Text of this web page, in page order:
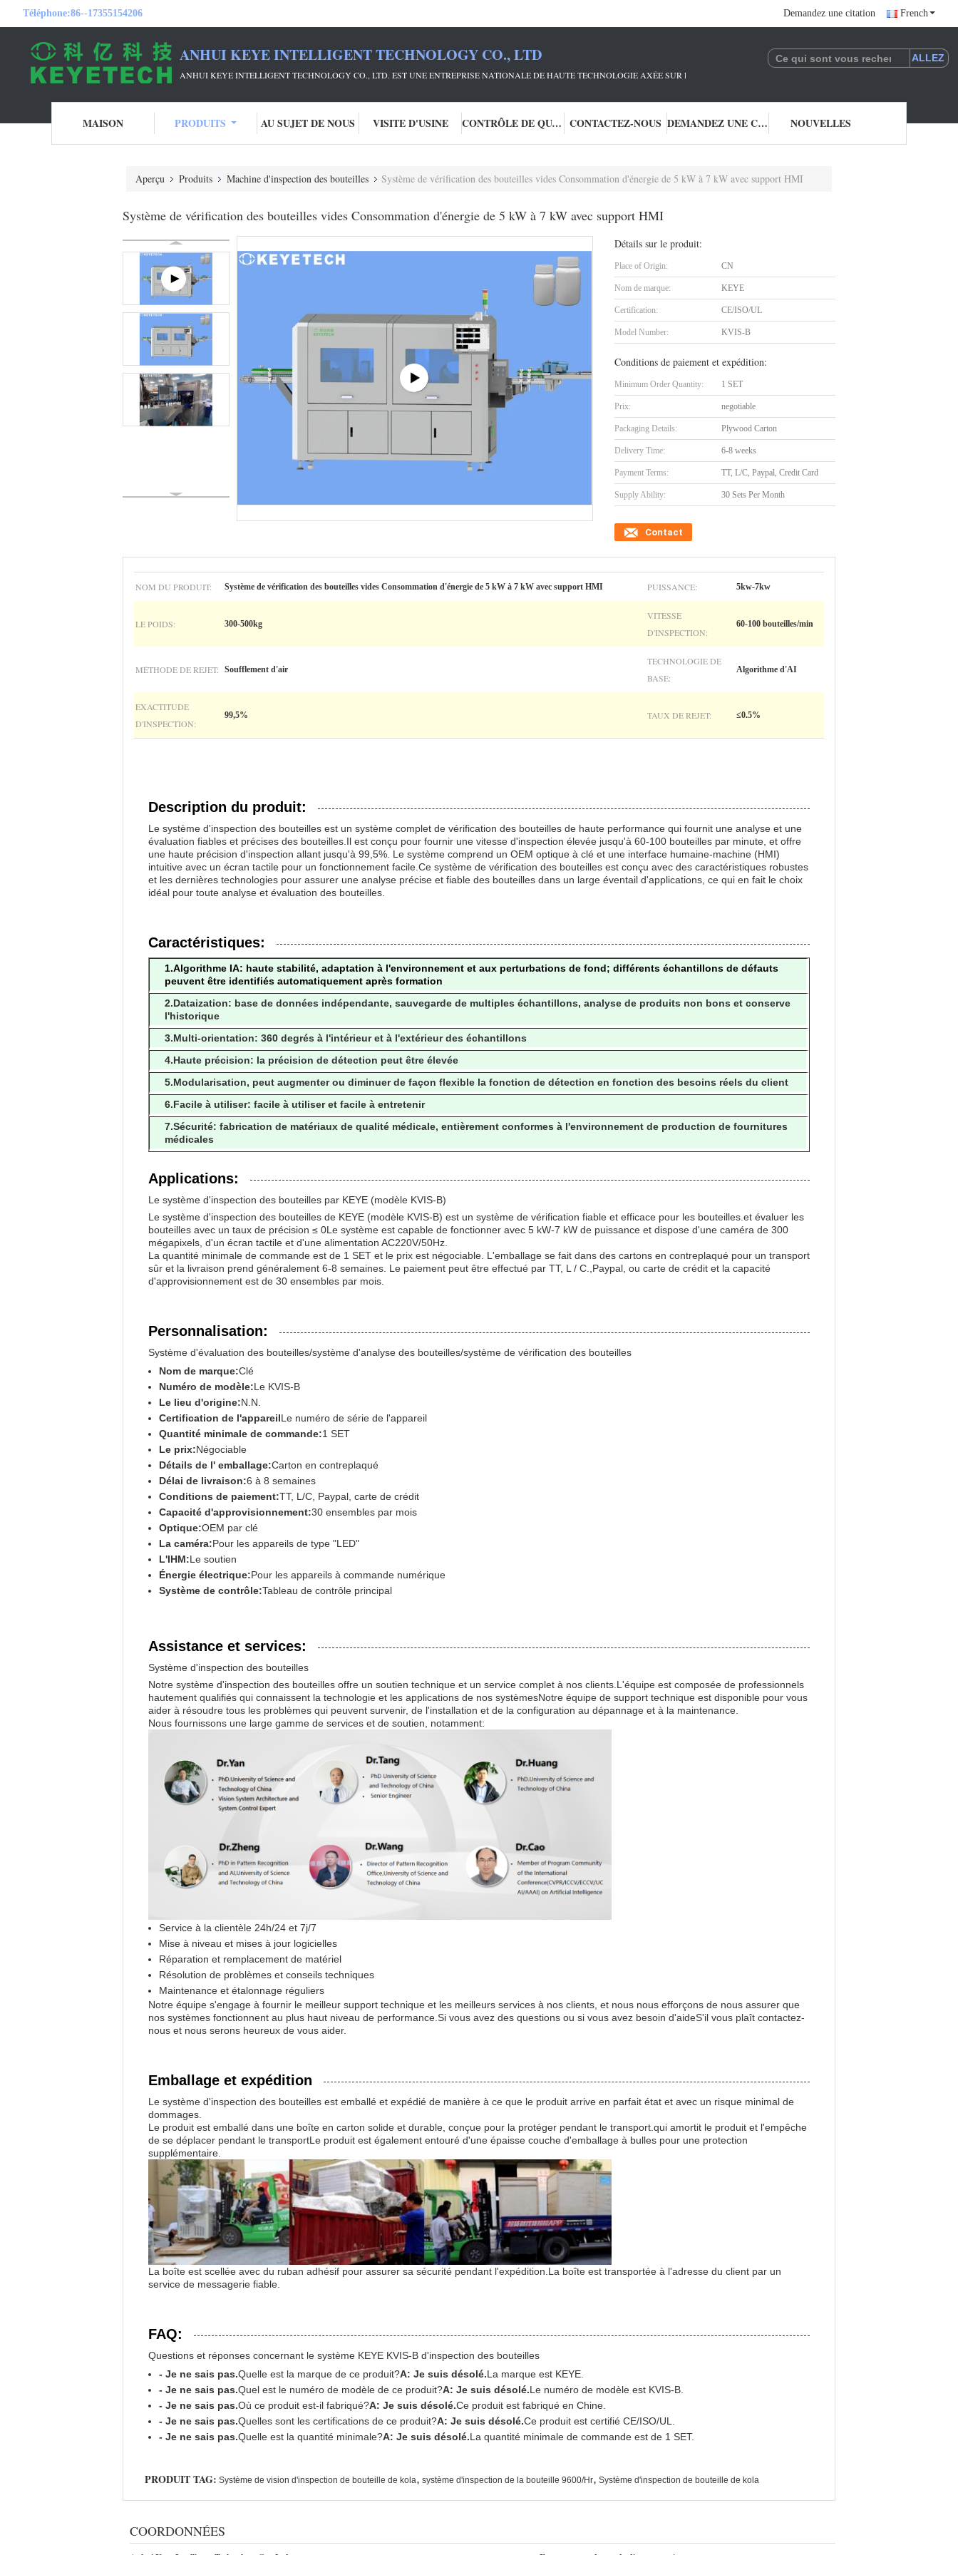
Téléphone:86--17355154206 Demandez une citation French
ANHUI KEYE INTELLIGENT TECHNOLOGY CO., LTD
ANHUI KEYE INTELLIGENT TECHNOLOGY CO., LTD. EST UNE ENTREPRISE NATIONALE DE HAUTE TECHNOLOGIE AXÉE SUR LA R&D ET L'APPLICATION DE LA TECHNOLOGIE DE L'IA.NOUS
MAISON PRODUITS AU SUJET DE NOUS VISITE D'USINE CONTRÔLE DE QUALITÉ CONTACTEZ-NOUS DEMANDEZ UNE CITATION NOUVELLES
Aperçu Produits Machine d'inspection des bouteilles Système de vérification des bouteilles vides Consommation d'énergie de 5 kW à 7 kW avec support HMI
Système de vérification des bouteilles vides Consommation d'énergie de 5 kW à 7 kW avec support HMI
Détails sur le produit:
Place of Origin: CN
Nom de marque: KEYE
Certification: CE/ISO/UL
Model Number: KVIS-B
Conditions de paiement et expédition:
Minimum Order Quantity: 1 SET
Prix: negotiable
Packaging Details: Plywood Carton
Delivery Time: 6-8 weeks
Payment Terms: TT, L/C, Paypal, Credit Card
Supply Ability: 30 Sets Per Month
Contact
NOM DU PRODUIT: Système de vérification des bouteilles vides Consommation d'énergie de 5 kW à 7 kW avec support HMI PUISSANCE: 5kw-7kw
LE POIDS: 300-500kg
VITESSE
D'INSPECTION:
60-100 bouteilles/min
MÉTHODE DE REJET: Soufflement d'air
TECHNOLOGIE DE
BASE:
Algorithme d'AI
EXACTITUDE
D'INSPECTION:
99,5% TAUX DE REJET: ≤0.5%
Description du produit:
Le système d'inspection des bouteilles est un système complet de vérification des bouteilles de haute performance qui fournit une analyse et une
évaluation fiables et précises des bouteilles.Il est conçu pour fournir une vitesse d'inspection élevée jusqu'à 60-100 bouteilles par minute, et offre
une haute précision d'inspection allant jusqu'à 99,5%. Le système comprend un OEM optique à clé et une interface humaine-machine (HMI)
intuitive avec un écran tactile pour un fonctionnement facile.Ce système de vérification des bouteilles est conçu avec des caractéristiques robustes
et les dernières technologies pour assurer une analyse précise et fiable des bouteilles dans un large éventail d'applications, ce qui en fait le choix
idéal pour toute analyse et évaluation des bouteilles.
Caractéristiques:
1.Algorithme IA: haute stabilité, adaptation à l'environnement et aux perturbations de fond; différents échantillons de défauts
peuvent être identifiés automatiquement après formation
2.Dataization: base de données indépendante, sauvegarde de multiples échantillons, analyse de produits non bons et conserve
l'historique
3.Multi-orientation: 360 degrés à l'intérieur et à l'extérieur des échantillons
4.Haute précision: la précision de détection peut être élevée
5.Modularisation, peut augmenter ou diminuer de façon flexible la fonction de détection en fonction des besoins réels du client
6.Facile à utiliser: facile à utiliser et facile à entretenir
7.Sécurité: fabrication de matériaux de qualité médicale, entièrement conformes à l'environnement de production de fournitures
médicales
Applications:
Le système d'inspection des bouteilles par KEYE (modèle KVIS-B)
Le système d'inspection des bouteilles de KEYE (modèle KVIS-B) est un système de vérification fiable et efficace pour les bouteilles.et évaluer les
bouteilles avec un taux de précision ≤ 0Le système est capable de fonctionner avec 5 kW-7 kW de puissance et dispose d'une caméra de 300
mégapixels, d'un écran tactile et d'une alimentation AC220V/50Hz.
La quantité minimale de commande est de 1 SET et le prix est négociable. L'emballage se fait dans des cartons en contreplaqué pour un transport
sûr et la livraison prend généralement 6-8 semaines. Le paiement peut être effectué par TT, L / C.,Paypal, ou carte de crédit et la capacité
d'approvisionnement est de 30 ensembles par mois.
Personnalisation:
Système d'évaluation des bouteilles/système d'analyse des bouteilles/système de vérification des bouteilles
Nom de marque:Clé
Numéro de modèle:Le KVIS-B
Le lieu d'origine:N.N.
Certification de l'appareilLe numéro de série de l'appareil
Quantité minimale de commande:1 SET
Le prix:Négociable
Détails de l' emballage:Carton en contreplaqué
Délai de livraison:6 à 8 semaines
Conditions de paiement:TT, L/C, Paypal, carte de crédit
Capacité d'approvisionnement:30 ensembles par mois
Optique:OEM par clé
La caméra:Pour les appareils de type "LED"
L'IHM:Le soutien
Énergie électrique:Pour les appareils à commande numérique
Système de contrôle:Tableau de contrôle principal
Assistance et services:
Système d'inspection des bouteilles
Notre système d'inspection des bouteilles offre un soutien technique et un service complet à nos clients.L'équipe est composée de professionnels
hautement qualifiés qui connaissent la technologie et les applications de nos systèmesNotre équipe de support technique est disponible pour vous
aider à résoudre tous les problèmes qui peuvent survenir, de l'installation et de la configuration au dépannage et à la maintenance.
Nous fournissons une large gamme de services et de soutien, notamment:
Service à la clientèle 24h/24 et 7j/7
Mise à niveau et mises à jour logicielles
Réparation et remplacement de matériel
Résolution de problèmes et conseils techniques
Maintenance et étalonnage réguliers
Notre équipe s'engage à fournir le meilleur support technique et les meilleurs services à nos clients, et nous nous efforçons de nous assurer que
nos systèmes fonctionnent au plus haut niveau de performance.Si vous avez des questions ou si vous avez besoin d'aideS'il vous plaît contactez-
nous et nous serons heureux de vous aider.
Emballage et expédition
Le système d'inspection des bouteilles est emballé et expédié de manière à ce que le produit arrive en parfait état et avec un risque minimal de
dommages.
Le produit est emballé dans une boîte en carton solide et durable, conçue pour la protéger pendant le transport.qui amortit le produit et l'empêche
de se déplacer pendant le transportLe produit est également entouré d'une épaisse couche d'emballage à bulles pour une protection
supplémentaire.
La boîte est scellée avec du ruban adhésif pour assurer sa sécurité pendant l'expédition.La boîte est transportée à l'adresse du client par un
service de messagerie fiable.
FAQ:
Questions et réponses concernant le système KEYE KVIS-B d'inspection des bouteilles
- Je ne sais pas.Quelle est la marque de ce produit?A: Je suis désolé.La marque est KEYE.
- Je ne sais pas.Quel est le numéro de modèle de ce produit?A: Je suis désolé.Le numéro de modèle est KVIS-B.
- Je ne sais pas.Où ce produit est-il fabriqué?A: Je suis désolé.Ce produit est fabriqué en Chine.
- Je ne sais pas.Quelles sont les certifications de ce produit?A: Je suis désolé.Ce produit est certifié CE/ISO/UL.
- Je ne sais pas.Quelle est la quantité minimale?A: Je suis désolé.La quantité minimale de commande est de 1 SET.
PRODUIT TAG: Système de vision d'inspection de bouteille de kola, système d'inspection de la bouteille 9600/Hr, Système d'inspection de bouteille de kola
COORDONNÉES